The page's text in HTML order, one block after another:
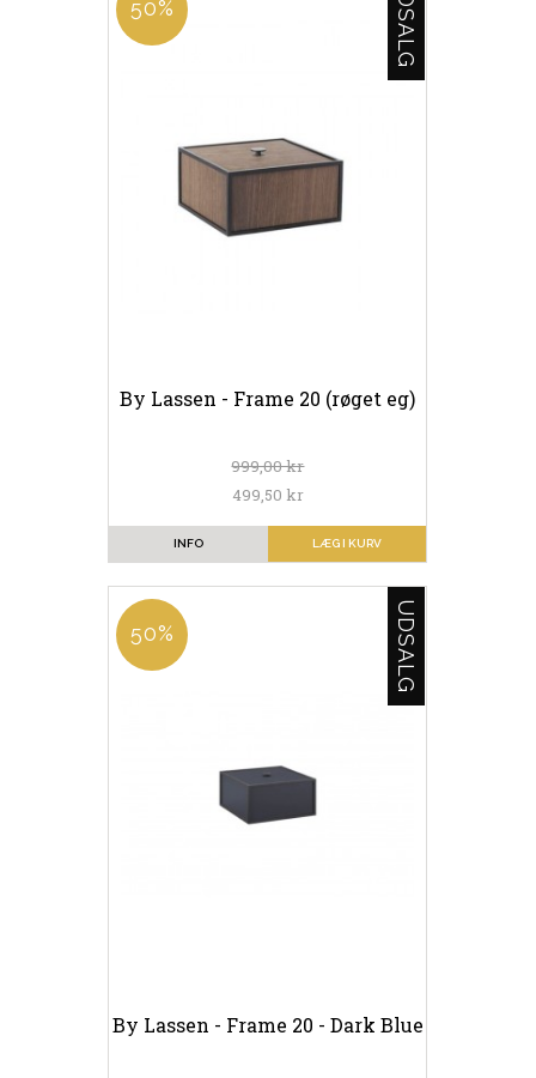
50% UDSALG
By Lassen - Frame 20 (røget eg)
999,00 kr
499,50 kr
LÆG I KURV
INFO
50% UDSALG
By Lassen - Frame 20 - Dark Blue